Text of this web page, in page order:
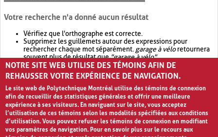
Votre recherche n'a donné aucun résultat
Vérifiez que l'orthographe est correcte.
Supprimez les guillemets autour des expressions pour
rechercher chaque mot séparément. garage à véloretournera
souvent plus de résultat que"garage à vélo".
Envisagez d'élargir votre recherche avec OR.garage OR vélo
retournera souvent plus de résultat quegarage à vélo
NOTRE SITE WEB UTILISE DES TÉMOINS AFIN DE
REHAUSSER VOTRE EXPÉRIENCE DE NAVIGATION.
Le site web de Polytechnique Montréal utilise des témoins de connexion
afin de recueillir des statistiques générales et offrir une meilleure
expérience à ses visiteurs. En naviguant sur le site, vous acceptez
l’utilisation de ces témoins selon les modalités spécifiées aux conditions
d’utilisation. Vous pouvez refuser les témoins de connexion en modifiant
vos paramètres de navigation. Pour en savoir plus sur le recours aux